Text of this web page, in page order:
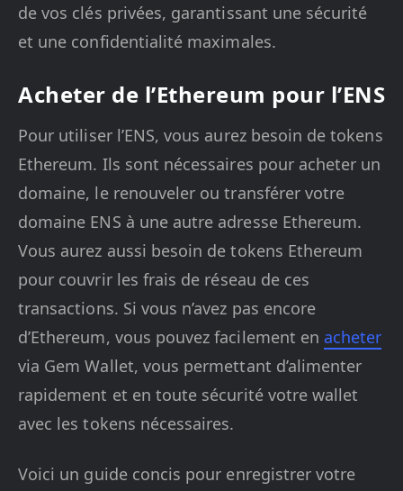
de vos clés privées, garantissant une sécurité
et une confidentialité maximales.
Acheter de l’Ethereum pour l’ENS
Pour utiliser l’ENS, vous aurez besoin de tokens
Ethereum. Ils sont nécessaires pour acheter un
domaine, le renouveler ou transférer votre
domaine ENS à une autre adresse Ethereum.
Vous aurez aussi besoin de tokens Ethereum
pour couvrir les frais de réseau de ces
transactions. Si vous n’avez pas encore
d’Ethereum, vous pouvez facilement en acheter
via Gem Wallet, vous permettant d’alimenter
rapidement et en toute sécurité votre wallet
avec les tokens nécessaires.
Voici un guide concis pour enregistrer votre